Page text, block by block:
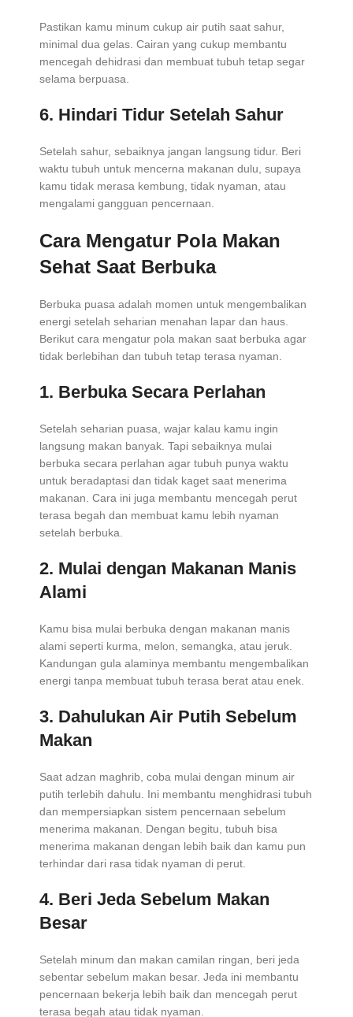
Pastikan kamu minum cukup air putih saat sahur,
minimal dua gelas. Cairan yang cukup membantu
mencegah dehidrasi dan membuat tubuh tetap segar
selama berpuasa.
6. Hindari Tidur Setelah Sahur
Setelah sahur, sebaiknya jangan langsung tidur. Beri
waktu tubuh untuk mencerna makanan dulu, supaya
kamu tidak merasa kembung, tidak nyaman, atau
mengalami gangguan pencernaan.
Cara Mengatur Pola Makan
Sehat Saat Berbuka
Berbuka puasa adalah momen untuk mengembalikan
energi setelah seharian menahan lapar dan haus.
Berikut cara mengatur pola makan saat berbuka agar
tidak berlebihan dan tubuh tetap terasa nyaman.
1. Berbuka Secara Perlahan
Setelah seharian puasa, wajar kalau kamu ingin
langsung makan banyak. Tapi sebaiknya mulai
berbuka secara perlahan agar tubuh punya waktu
untuk beradaptasi dan tidak kaget saat menerima
makanan. Cara ini juga membantu mencegah perut
terasa begah dan membuat kamu lebih nyaman
setelah berbuka.
2. Mulai dengan Makanan Manis
Alami
Kamu bisa mulai berbuka dengan makanan manis
alami seperti kurma, melon, semangka, atau jeruk.
Kandungan gula alaminya membantu mengembalikan
energi tanpa membuat tubuh terasa berat atau enek.
3. Dahulukan Air Putih Sebelum
Makan
Saat adzan maghrib, coba mulai dengan minum air
putih terlebih dahulu. Ini membantu menghidrasi tubuh
dan mempersiapkan sistem pencernaan sebelum
menerima makanan. Dengan begitu, tubuh bisa
menerima makanan dengan lebih baik dan kamu pun
terhindar dari rasa tidak nyaman di perut.
4. Beri Jeda Sebelum Makan
Besar
Setelah minum dan makan camilan ringan, beri jeda
sebentar sebelum makan besar. Jeda ini membantu
pencernaan bekerja lebih baik dan mencegah perut
terasa begah atau tidak nyaman.